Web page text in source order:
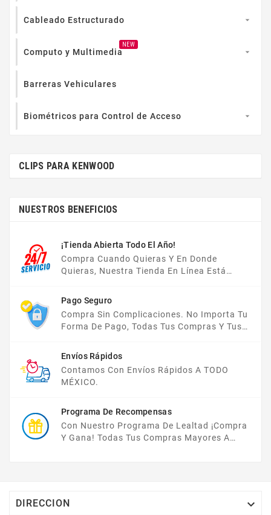
Cableado Estructurado 
Computo y Multimedia
NEW

Barreras Vehiculares
Biométricos para Control de Acceso 
CLIPS PARA KENWOOD
NUESTROS BENEFICIOS
¡Tienda Abierta Todo El Año!
Compra Cuando Quieras Y En Donde
Quieras, Nuestra Tienda En Línea Está
La Semana.
Pago Seguro
Compra Sin Complicaciones. No Importa Tu
Forma De Pago, Todas Tus Compras Y Tus
Envíos Rápidos
Contamos Con Envíos Rápidos A TODO
MÉXICO.
Programa De Recompensas
Con Nuestro Programa De Lealtad ¡compra
Y Gana! Todas Tus Compras Mayores A
DIRECCION 